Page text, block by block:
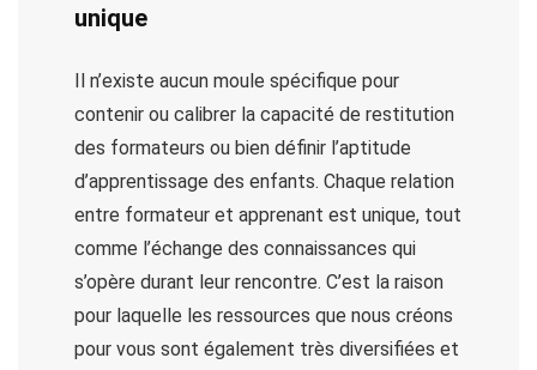
unique
Il n’existe aucun moule spécifique pour
contenir ou calibrer la capacité de restitution
des formateurs ou bien définir l’aptitude
d’apprentissage des enfants. Chaque relation
entre formateur et apprenant est unique, tout
comme l’échange des connaissances qui
s’opère durant leur rencontre. C’est la raison
pour laquelle les ressources que nous créons
pour vous sont également très diversifiées et